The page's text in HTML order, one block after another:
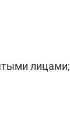
лицами;